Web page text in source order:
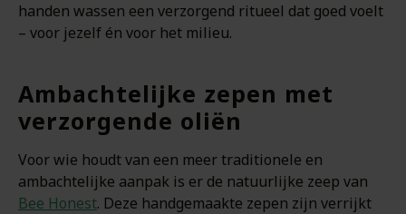
handen wassen een verzorgend ritueel dat goed voelt
– voor jezelf én voor het milieu.
Ambachtelijke zepen met
verzorgende oliën
Voor wie houdt van een meer traditionele en
ambachtelijke aanpak is er de natuurlijke zeep van
Bee Honest. Deze handgemaakte zepen zijn verrijkt